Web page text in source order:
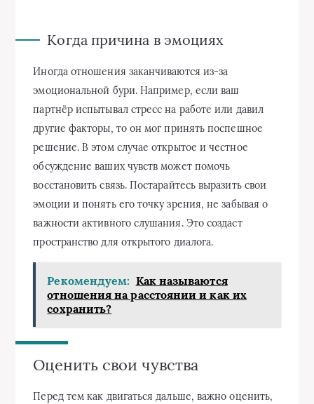
Когда причина в эмоциях
Иногда отношения заканчиваются из-за
эмоциональной бури. Например, если ваш
партнёр испытывал стресс на работе или давил
другие факторы, то он мог принять поспешное
решение. В этом случае открытое и честное
обсуждение ваших чувств может помочь
восстановить связь. Постарайтесь выразить свои
эмоции и понять его точку зрения, не забывая о
важности активного слушания. Это создаст
пространство для открытого диалога.
Рекомендуем: Как называются
отношения на расстоянии и как их
сохранить?
Оценить свои чувства
Перед тем как двигаться дальше, важно оценить,